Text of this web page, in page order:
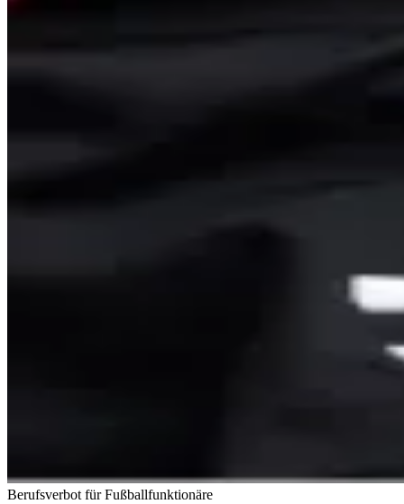
Berufsverbot für Fußballfunktionäre